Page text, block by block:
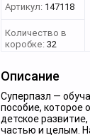
Артикул: 147118
Количество в
коробке: 32
Описание
Суперпазл ―
пособие, которое
детское
частью и целым.